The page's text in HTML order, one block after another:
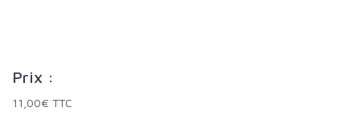
Prix :
11,00€ TTC